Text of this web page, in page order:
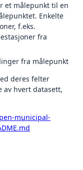
et målepunkt til en
Enkelte
f.eks.
fra
fra målepunkt
deres felter
av hvert datasett,
municipal-